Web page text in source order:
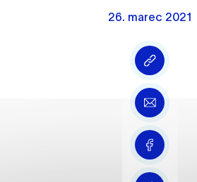
26. marec 2021